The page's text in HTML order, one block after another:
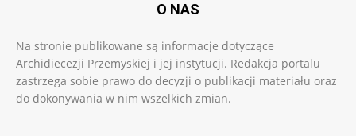
O NAS
Na stronie publikowane są informacje dotyczące
Archidiecezji Przemyskiej i jej instytucji. Redakcja portalu
zastrzega sobie prawo do decyzji o publikacji materiału oraz
do dokonywania w nim wszelkich zmian.